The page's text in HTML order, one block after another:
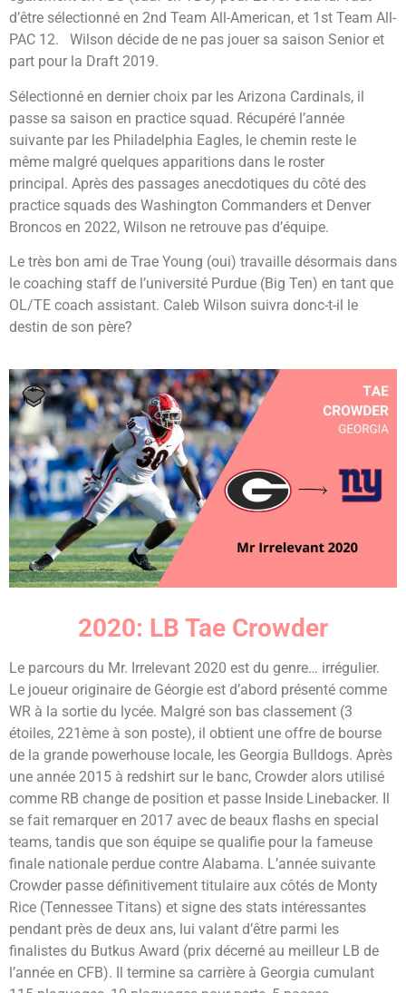
d’être sélectionné en 2nd Team All-American, et 1st Team All-
PAC 12. Wilson décide de ne pas jouer sa saison Senior et
part pour la Draft 2019.
Sélectionné en dernier choix par les Arizona Cardinals, il
passe sa saison en practice squad. Récupéré l’année
suivante par les Philadelphia Eagles, le chemin reste le
même malgré quelques apparitions dans le roster
principal. Après des passages anecdotiques du côté des
practice squads des Washington Commanders et Denver
Broncos en 2022, Wilson ne retrouve pas d’équipe.
Le très bon ami de Trae Young (oui) travaille désormais dans
le coaching staff de l’université Purdue (Big Ten) en tant que
OL/TE coach assistant. Caleb Wilson suivra donc-t-il le
destin de son père?
2020: LB Tae Crowder
Le parcours du Mr. Irrelevant 2020 est du genre… irrégulier.
Le joueur originaire de Géorgie est d’abord présenté comme
WR à la sortie du lycée. Malgré son bas classement (3
étoiles, 221ème à son poste), il obtient une offre de bourse
de la grande powerhouse locale, les Georgia Bulldogs. Après
une année 2015 à redshirt sur le banc, Crowder alors utilisé
comme RB change de position et passe Inside Linebacker. Il
se fait remarquer en 2017 avec de beaux flashs en special
teams, tandis que son équipe se qualifie pour la fameuse
finale nationale perdue contre Alabama. L’année suivante
Crowder passe définitivement titulaire aux côtés de Monty
Rice (Tennessee Titans) et signe des stats intéressantes
pendant près de deux ans, lui valant d’être parmi les
finalistes du Butkus Award (prix décerné au meilleur LB de
l’année en CFB). Il termine sa carrière à Georgia cumulant